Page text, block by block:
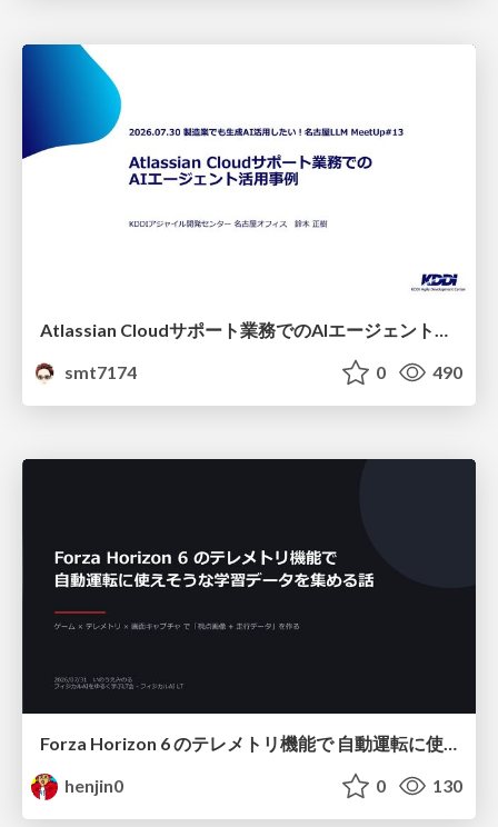
smt7174
0 490
Forza Horizon 6 のテレメトリ機能で 自動運転に使えそうな学習データを集める話
henjin0
0 130